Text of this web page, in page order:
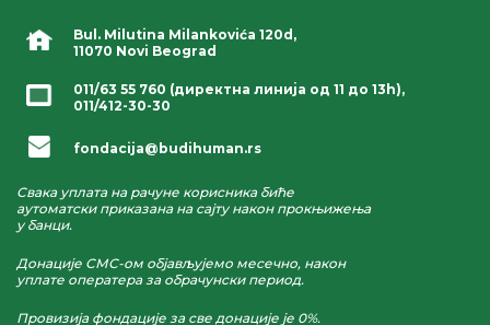
Bul. Milutina Milankovića 120d,
11070 Novi Beograd
011/63 55 760 (директна линија од 11 до 13h),
011/412-30-30
fondacija@budihuman.rs
Свака уплата на рачуне корисника биће
аутоматски приказана на сајту након прокњижења
у банци.
Донације СМС-ом објављујемо месечно, након
уплате оператера за обрачунски период.
Провизија фондације за све донације је 0%.